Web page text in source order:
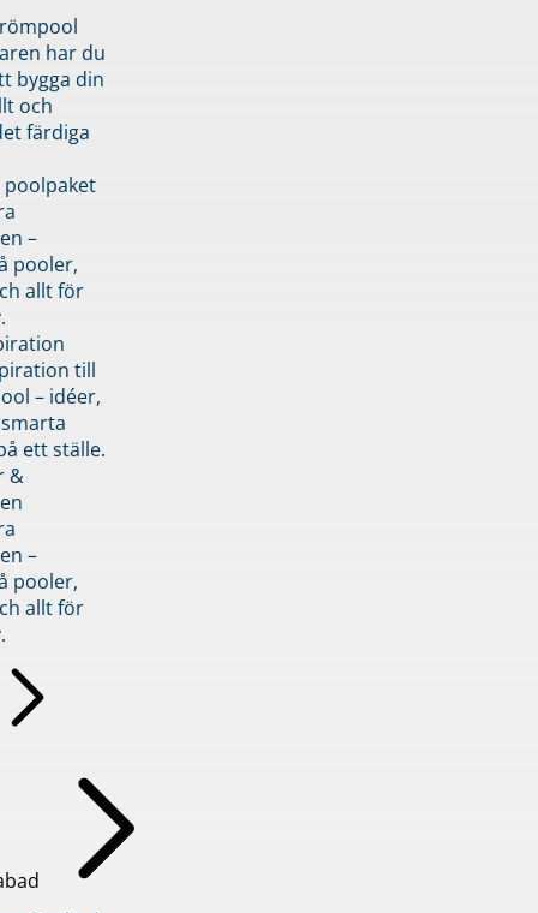
har du
bygga din
och
färdiga
–
pooler,
allt för
till
– idéer,
ett ställe.
&
–
pooler,
allt för